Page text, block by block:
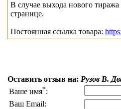
В случае выхода нового
странице.
Постоянная ссылка товара:
Оставить отзыв на: Рузов В.
Ваше имя*:
Ваш Email: